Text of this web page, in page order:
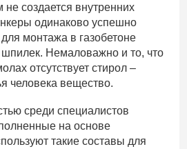
не создается внутренних
одинаково успешно
монтажа в газобетоне
шпилек. Немаловажно и то, что
отсутствует стирол –
человека вещество.
среди специалистов
на основе
такие составы для